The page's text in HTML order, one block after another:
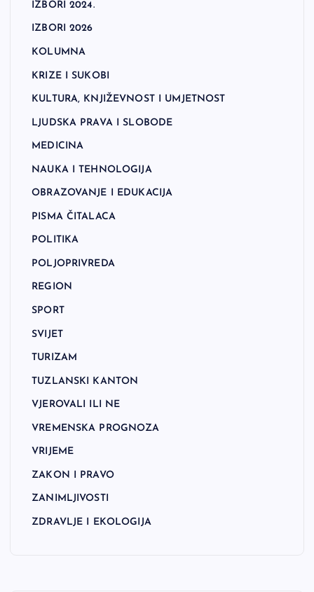
IZBORI 2024.
IZBORI 2026
KOLUMNA
KRIZE I SUKOBI
KULTURA, KNJIŽEVNOST I UMJETNOST
LJUDSKA PRAVA I SLOBODE
MEDICINA
NAUKA I TEHNOLOGIJA
OBRAZOVANJE I EDUKACIJA
PISMA ČITALACA
POLITIKA
POLJOPRIVREDA
REGION
SPORT
SVIJET
TURIZAM
TUZLANSKI KANTON
VJEROVALI ILI NE
VREMENSKA PROGNOZA
VRIJEME
ZAKON I PRAVO
ZANIMLJIVOSTI
ZDRAVLJE I EKOLOGIJA